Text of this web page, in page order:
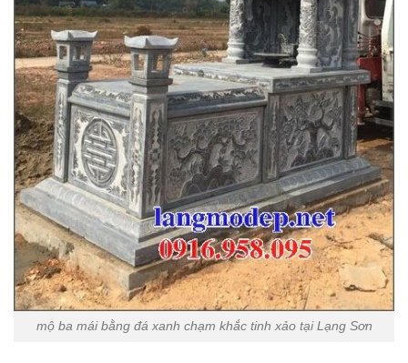
mộ ba mái bằng đá xanh chạm khắc tinh xảo tại Lạng Sơn